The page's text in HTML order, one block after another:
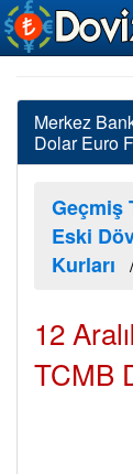
Merkez
Dolar Euro
Geçmiş
Eski
Kurları
12
TCMB